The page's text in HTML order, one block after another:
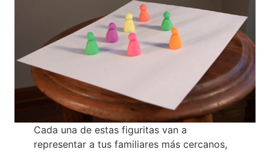
Cada una de estas figuritas van a
representar a tus familiares más cercanos,